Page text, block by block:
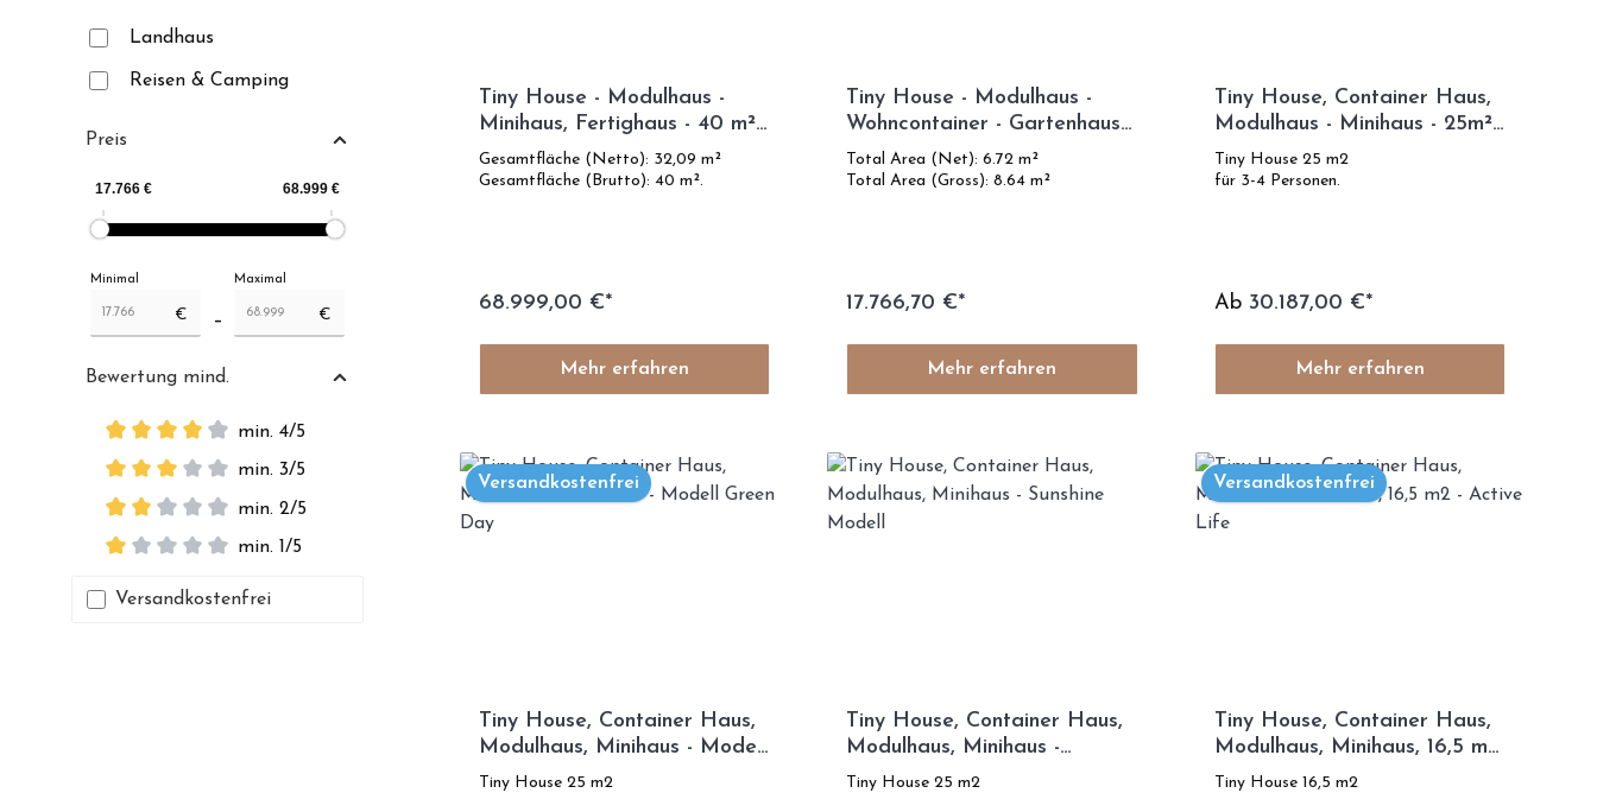
Landhaus
Reisen & Camping
Preis
Minimal
€ –
Maximal
€
Bewertung mind.
min. 4/5
min. 3/5
min. 2/5
min. 1/5
Versandkostenfrei
Tiny House - Modulhaus -
Minihaus, Fertighaus - 40 m² -
Energieeffizient - SIP-Modell
Gesamtfläche (Netto): 32,09 m²
Gesamtfläche (Brutto): 40 m².
68.999,00 €*
Mehr erfahren
Tiny House - Modulhaus -
Wohncontainer - Gartenhaus -
6,72 m²-Cube Modell
Total Area (Net): 6.72 m²
Total Area (Gross): 8.64 m²
17.766,70 €*
Mehr erfahren
Tiny House, Container Haus,
Modulhaus - Minihaus - 25m² -
Modelle Eco Life
Tiny House 25 m2
für 3-4 Personen.
Ab 30.187,00 €*
Mehr erfahren
Versandkostenfrei
Tiny House, Container Haus,
Modulhaus, Minihaus - Modell
Green Day
Tiny House 25 m2
Tiny House, Container Haus,
Modulhaus, Minihaus -
Sunshine Modell
Tiny House 25 m2
Versandkostenfrei
Tiny House, Container Haus,
Modulhaus, Minihaus, 16,5 m2
- Active Life
Tiny House 16,5 m2